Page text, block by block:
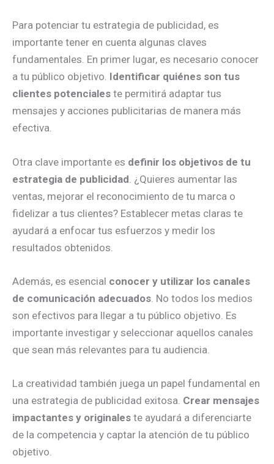
Para potenciar tu estrategia de publicidad, es
importante tener en cuenta algunas claves
fundamentales. En primer lugar, es necesario conocer
a tu público objetivo. Identificar quiénes son tus
clientes potenciales te permitirá adaptar tus
mensajes y acciones publicitarias de manera más
efectiva.
Otra clave importante es definir los objetivos de tu
estrategia de publicidad . ¿Quieres aumentar las
ventas, mejorar el reconocimiento de tu marca o
fidelizar a tus clientes? Establecer metas claras te
ayudará a enfocar tus esfuerzos y medir los
resultados obtenidos.
Además, es esencial conocer y utilizar los canales
de comunicación adecuados . No todos los medios
son efectivos para llegar a tu público objetivo. Es
importante investigar y seleccionar aquellos canales
que sean más relevantes para tu audiencia.
La creatividad también juega un papel fundamental en
una estrategia de publicidad exitosa. Crear mensajes
impactantes y originales te ayudará a diferenciarte
de la competencia y captar la atención de tu público
objetivo.